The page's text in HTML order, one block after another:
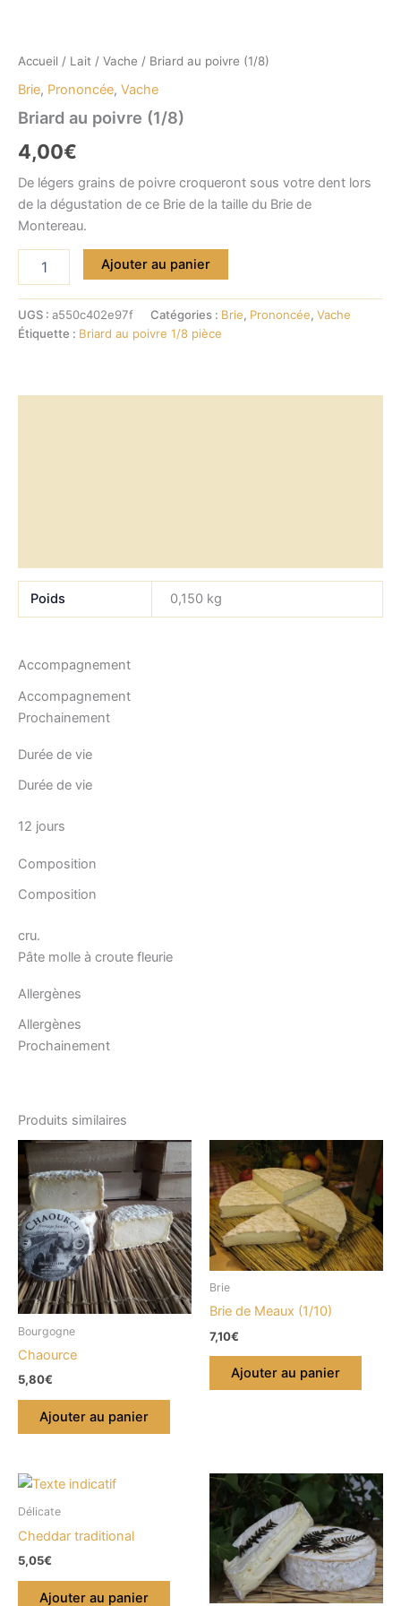
Accueil / Lait / Vache / Briard au poivre (1/8)
Brie, Prononcée, Vache
Briard au poivre (1/8)
4,00€
De légers grains de poivre croqueront sous votre dent lors
de la dégustation de ce Brie de la taille du Brie de
Montereau.
au
poivre
Ajouter au panier
UGS : a550c402e97f Catégories : Brie, Prononcée, Vache
Étiquette : Briard au poivre 1/8 pièce
Poids 0,150 kg
Accompagnement
Accompagnement
Prochainement
Durée de vie
Durée de vie
12 jours
Composition
Composition
cru.
Pâte molle à croute fleurie
Allergènes
Allergènes
Prochainement
Produits similaires
Bourgogne
Chaource
5,80€
Ajouter au panier
Brie
Brie de Meaux (1/10)
7,10€
Ajouter au panier
Délicate
Cheddar traditional
5,05€
Ajouter au panier